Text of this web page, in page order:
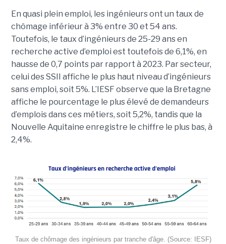
En quasi plein emploi, les ingénieurs ont un taux de
chômage inférieur à 3% entre 30 et 54 ans.
Toutefois, le taux d’ingénieurs de 25-29 ans en
recherche active d’emploi est toutefois de 6,1%, en
hausse de 0,7 points par rapport à 2023. Par secteur,
celui des SSII affiche le plus haut niveau d’ingénieurs
sans emploi, soit 5%. L’IESF observe que la Bretagne
affiche le pourcentage le plus élevé de demandeurs
d’emplois dans ces métiers, soit 5,2%, tandis que la
Nouvelle Aquitaine enregistre le chiffre le plus bas, à
2,4%.
Taux de chômage des ingénieurs par tranche d'âge. (Source: IESF)